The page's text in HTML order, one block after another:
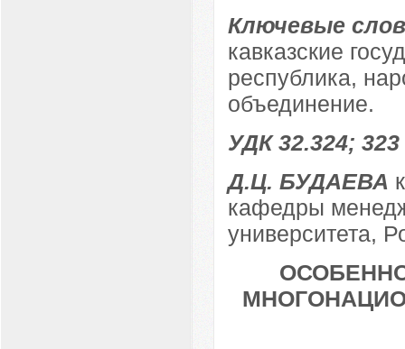
Ключевые
кавказские
республика,
объединение.
УДК 32.324; 323
Д.Ц. БУДАЕВА
кафедры
университета,